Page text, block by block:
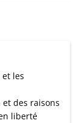
les
des raisons
liberté